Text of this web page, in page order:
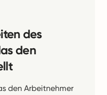
des
den
den Arbeitnehmer